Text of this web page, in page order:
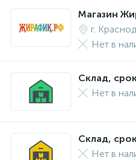
Магазин
г.
Нет в
Склад,
Нет в
Склад,
Нет в